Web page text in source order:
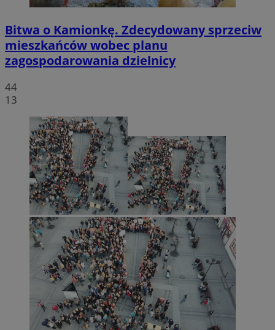
Bitwa o Kamionkę. Zdecydowany sprzeciw
mieszkańców wobec planu
zagospodarowania dzielnicy
44
13